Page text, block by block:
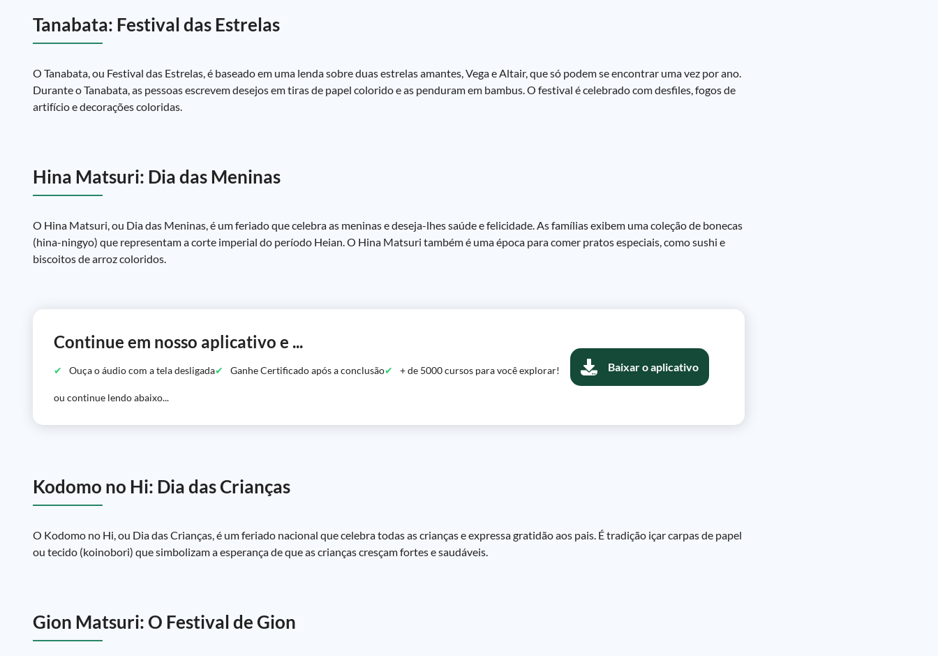
Tanabata: Festival das Estrelas
O Tanabata, ou Festival das Estrelas, é baseado em uma lenda sobre duas estrelas amantes, Vega e Altair, que só podem se encontrar uma vez por ano.
Durante o Tanabata, as pessoas escrevem desejos em tiras de papel colorido e as penduram em bambus. O festival é celebrado com desfiles, fogos de
artifício e decorações coloridas.
Hina Matsuri: Dia das Meninas
O Hina Matsuri, ou Dia das Meninas, é um feriado que celebra as meninas e deseja-lhes saúde e felicidade. As famílias exibem uma coleção de bonecas
(hina-ningyo) que representam a corte imperial do período Heian. O Hina Matsuri também é uma época para comer pratos especiais, como sushi e
biscoitos de arroz coloridos.
Continue em nosso aplicativo e ...
Ouça o áudio com a tela desligada Ganhe Certificado após a conclusão + de 5000 cursos para você explorar!
ou continue lendo abaixo...
Baixar o aplicativo
Kodomo no Hi: Dia das Crianças
O Kodomo no Hi, ou Dia das Crianças, é um feriado nacional que celebra todas as crianças e expressa gratidão aos pais. É tradição içar carpas de papel
ou tecido (koinobori) que simbolizam a esperança de que as crianças cresçam fortes e saudáveis.
Gion Matsuri: O Festival de Gion